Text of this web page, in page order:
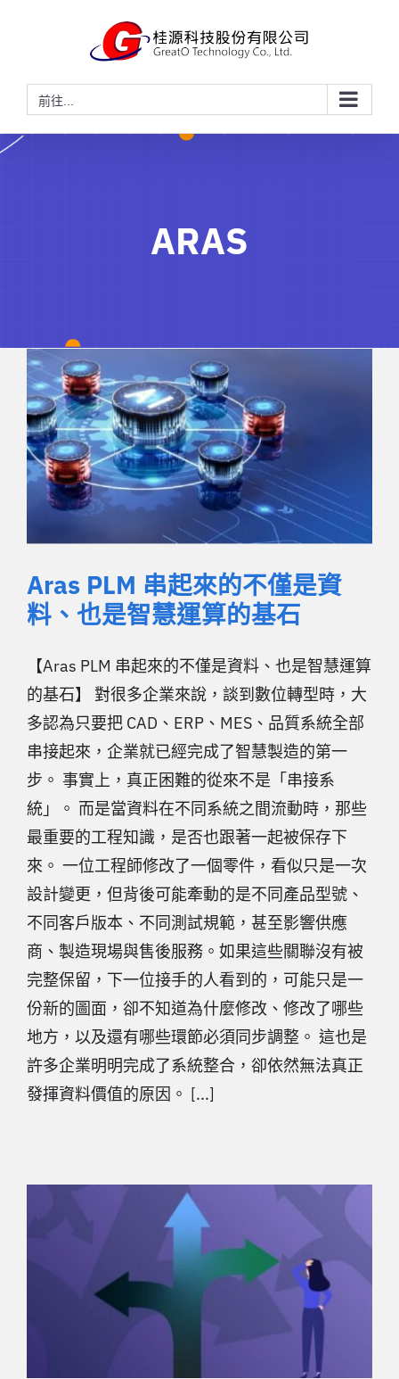
前往...
ARAS
Aras PLM 串起來的不僅是資
料、也是智慧運算的基石
【Aras PLM 串起來的不僅是資料、也是智慧運算
的基石】 對很多企業來說，談到數位轉型時，大
多認為只要把 CAD、ERP、MES、品質系統全部
串接起來，企業就已經完成了智慧製造的第一
步。 事實上，真正困難的從來不是「串接系
統」。 而是當資料在不同系統之間流動時，那些
最重要的工程知識，是否也跟著一起被保存下
來。 一位工程師修改了一個零件，看似只是一次
設計變更，但背後可能牽動的是不同產品型號、
不同客戶版本、不同測試規範，甚至影響供應
商、製造現場與售後服務。如果這些關聯沒有被
完整保留，下一位接手的人看到的，可能只是一
份新的圖面，卻不知道為什麼修改、修改了哪些
地方，以及還有哪些環節必須同步調整。 這也是
許多企業明明完成了系統整合，卻依然無法真正
發揮資料價值的原因。 [...]